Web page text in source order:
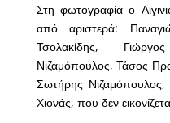
Στη φωτογραφία ο
από αριστερά:
Τσολακίδης,
Νιζαμόπουλος, Τάσος
Σωτήρης
Χιονάς, που δεν